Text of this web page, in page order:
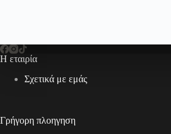
Η εταιρία
Σχετικά με εμάς
Γρήγορη πλοηγηση